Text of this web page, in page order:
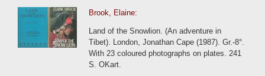
Brook, Elaine:
Land of the Snowlion. (An adventure in
Tibet). London, Jonathan Cape (1987). Gr.-8°.
With 23 coloured photographs on plates. 241
S. OKart.